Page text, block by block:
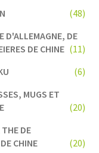
(48)
D'ALLEMAGNE, DE
DE CHINE (11)
(6)
MUGS ET
(20)
DE
CHINE
(20)